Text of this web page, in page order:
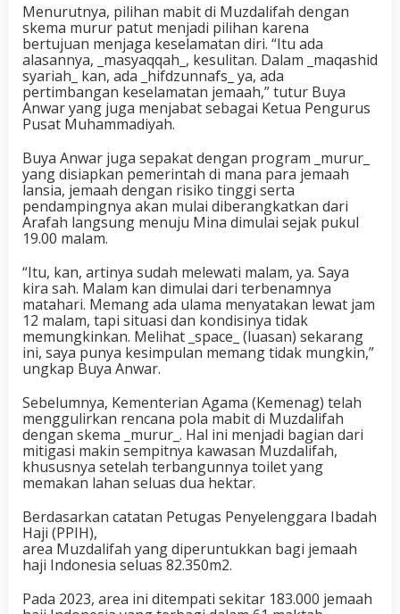
Menurutnya, pilihan mabit di Muzdalifah dengan
skema murur patut menjadi pilihan karena
bertujuan menjaga keselamatan diri. “Itu ada
alasannya, _masyaqqah_, kesulitan. Dalam _maqashid
syariah_ kan, ada _hifdzunnafs_ ya, ada
pertimbangan keselamatan jemaah,” tutur Buya
Anwar yang juga menjabat sebagai Ketua Pengurus
Pusat Muhammadiyah.
Buya Anwar juga sepakat dengan program _murur_
yang disiapkan pemerintah di mana para jemaah
lansia, jemaah dengan risiko tinggi serta
pendampingnya akan mulai diberangkatkan dari
Arafah langsung menuju Mina dimulai sejak pukul
19.00 malam.
“Itu, kan, artinya sudah melewati malam, ya. Saya
kira sah. Malam kan dimulai dari terbenamnya
matahari. Memang ada ulama menyatakan lewat jam
12 malam, tapi situasi dan kondisinya tidak
memungkinkan. Melihat _space_ (luasan) sekarang
ini, saya punya kesimpulan memang tidak mungkin,”
ungkap Buya Anwar.
Sebelumnya, Kementerian Agama (Kemenag) telah
menggulirkan rencana pola mabit di Muzdalifah
dengan skema _murur_. Hal ini menjadi bagian dari
mitigasi makin sempitnya kawasan Muzdalifah,
khususnya setelah terbangunnya toilet yang
memakan lahan seluas dua hektar.
Berdasarkan catatan Petugas Penyelenggara Ibadah
Haji (PPIH),
area Muzdalifah yang diperuntukkan bagi jemaah
haji Indonesia seluas 82.350m2.
Pada 2023, area ini ditempati sekitar 183.000 jemaah